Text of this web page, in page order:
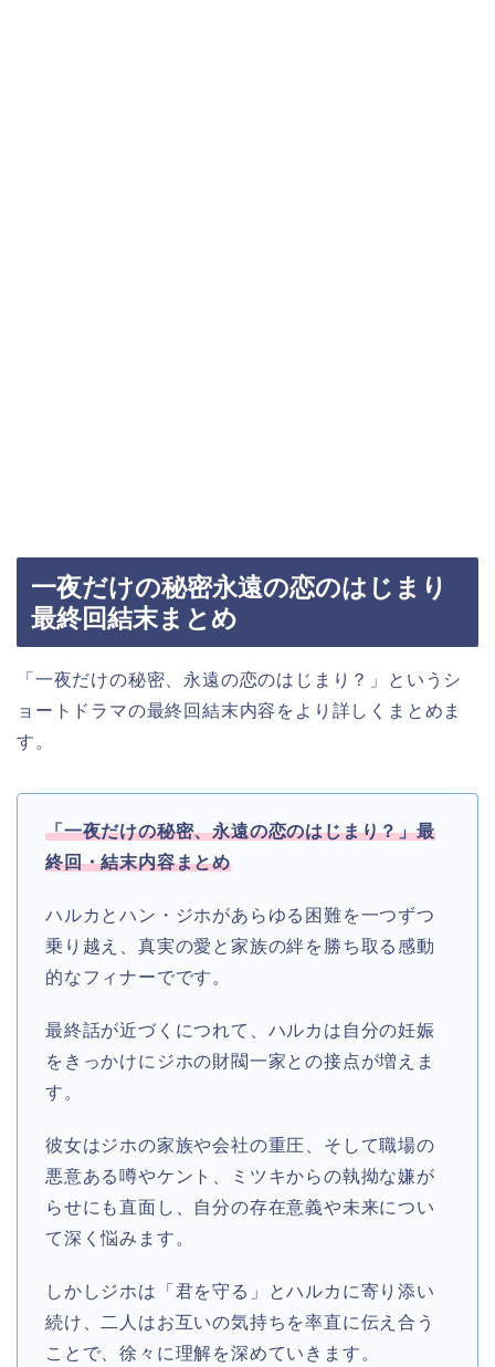
一夜だけの秘密永遠の恋のはじまり
最終回結末まとめ
「一夜だけの秘密、永遠の恋のはじまり？」というシ
ョートドラマの最終回結末内容をより詳しくまとめま
す。
「一夜だけの秘密、永遠の恋のはじまり？」最
終回・結末内容まとめ
ハルカとハン・ジホがあらゆる困難を一つずつ
乗り越え、真実の愛と家族の絆を勝ち取る感動
的なフィナーでです。
最終話が近づくにつれて、ハルカは自分の妊娠
をきっかけにジホの財閥一家との接点が増えま
す。
彼女はジホの家族や会社の重圧、そして職場の
悪意ある噂やケント、ミツキからの執拗な嫌が
らせにも直面し、自分の存在意義や未来につい
て深く悩みます。
しかしジホは「君を守る」とハルカに寄り添い
続け、二人はお互いの気持ちを率直に伝え合う
ことで、徐々に理解を深めていきます。